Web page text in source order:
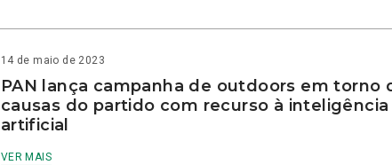
14 de maio de 2023
PAN lança campanha de outdoors em torno
causas do partido com recurso à inteligência
artificial
VER MAIS